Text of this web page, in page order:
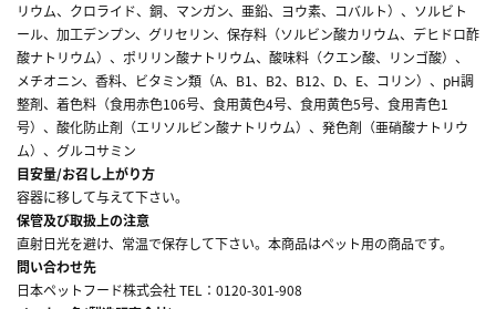
リウム、クロライド、銅、マンガン、亜鉛、ヨウ素、コバルト）、ソルビト
ール、加工デンプン、グリセリン、保存料（ソルビン酸カリウム、デヒドロ酢
酸ナトリウム）、ポリリン酸ナトリウム、酸味料（クエン酸、リンゴ酸）、
メチオニン、香料、ビタミン類（A、B1、B2、B12、D、E、コリン）、pH調
整剤、着色料（食用赤色106号、食用黄色4号、食用黄色5号、食用青色1
号）、酸化防止剤（エリソルビン酸ナトリウム）、発色剤（亜硝酸ナトリウ
ム）、グルコサミン
目安量/お召し上がり方
容器に移して与えて下さい。
保管及び取扱上の注意
直射日光を避け、常温で保存して下さい。本商品はペット用の商品です。
問い合わせ先
日本ペットフード株式会社 TEL：0120-301-908